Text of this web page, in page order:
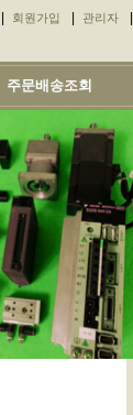
회원가입 관리자
주문배송조회